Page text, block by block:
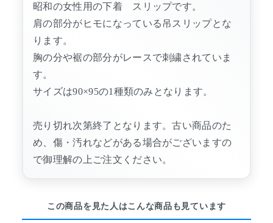
昭和の女性用の下着 スリップです。
肩の部分がヒモになっている吊スリップとな
ります。
胸の分や裾の部分がレースで刺繍されていま
す。
サイズは90×95の1種類のみとなります。
売り切れ次第終了となります。古い商品のた
め、傷・汚れなどがある場合がございますの
で御理解の上ご注文ください。
この商品を見た人はこんな商品も見ています